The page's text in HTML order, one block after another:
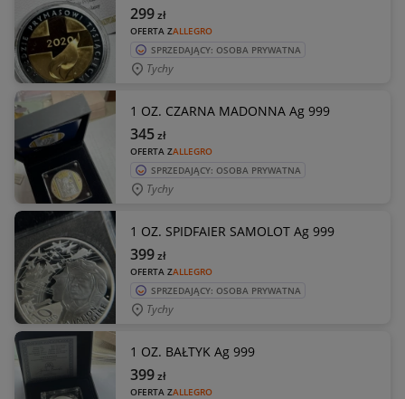
OFERTA ZALLEGRO
299zł
SPRZEDAJĄCY: OSOBA PRYWATNA
Tychy
1 OZ. CZARNA MADONNA Ag 999
OFERTA ZALLEGRO
345zł
SPRZEDAJĄCY: OSOBA PRYWATNA
Tychy
1 OZ. SPIDFAIER SAMOLOT Ag 999
OFERTA ZALLEGRO
399zł
SPRZEDAJĄCY: OSOBA PRYWATNA
Tychy
1 OZ. BAŁTYK Ag 999
OFERTA ZALLEGRO
399zł